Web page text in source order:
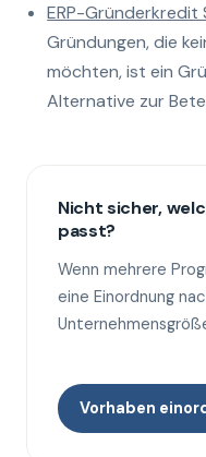
ERP-
Gründungen, die
möchten, ist ein
Alternative zur
Nicht sicher,
passt?
Wenn mehrere
eine Einordnung
Vorhaben